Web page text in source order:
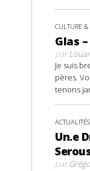
CULTURE &
Glas
par
Je suis
pères.
tenons
Un.e
par